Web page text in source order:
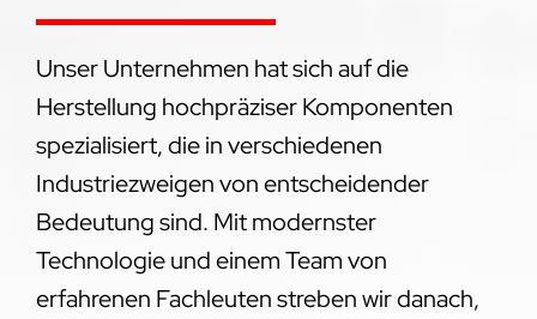
Unser Unternehmen hat sich auf die
Herstellung hochpräziser Komponenten
spezialisiert, die in verschiedenen
Industriezweigen von entscheidender
Bedeutung sind. Mit modernster
Technologie und einem Team von
erfahrenen Fachleuten streben wir danach,